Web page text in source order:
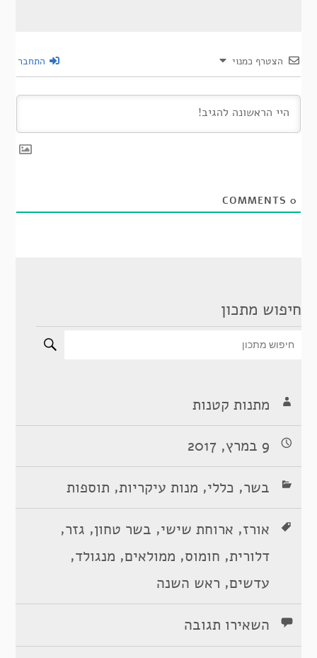
הצטרף כמנוי התחבר
0
חיפוש מתכון
מתנות קטנות
9 במרץ, 2017
בשר, כללי, מנות עיקריות, תוספות
אורז, ארוחת שישי, בשר טחון, גזר,
דלורית, חומוס, ממולאים, מנגולד,
עדשים, ראש השנה
השאירו תגובה